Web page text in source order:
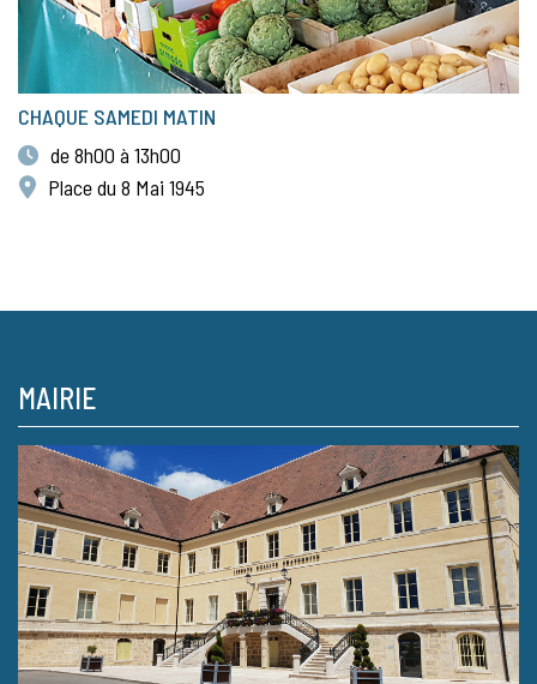
CHAQUE SAMEDI MATIN
de 8h00 à 13h00
Place du 8 Mai 1945
MAIRIE